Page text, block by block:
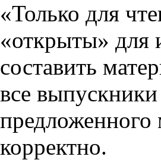
«Только для
«открыты» для
составить
все
предложенного
корректно.